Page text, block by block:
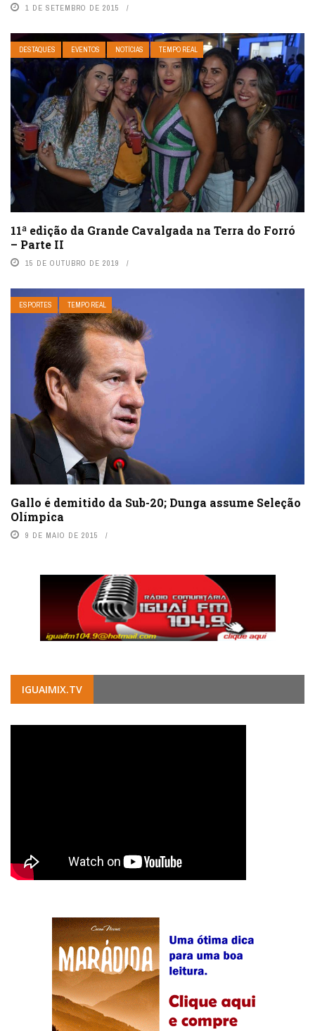
1 DE SETEMBRO DE 2015
DESTAQUES EVENTOS NOTÍCIAS TEMPO REAL
11ª edição da Grande Cavalgada na Terra do Forró
– Parte II
15 DE OUTUBRO DE 2019
ESPORTES TEMPO REAL
Gallo é demitido da Sub-20; Dunga assume Seleção
Olímpica
9 DE MAIO DE 2015
IGUAIMIX.TV